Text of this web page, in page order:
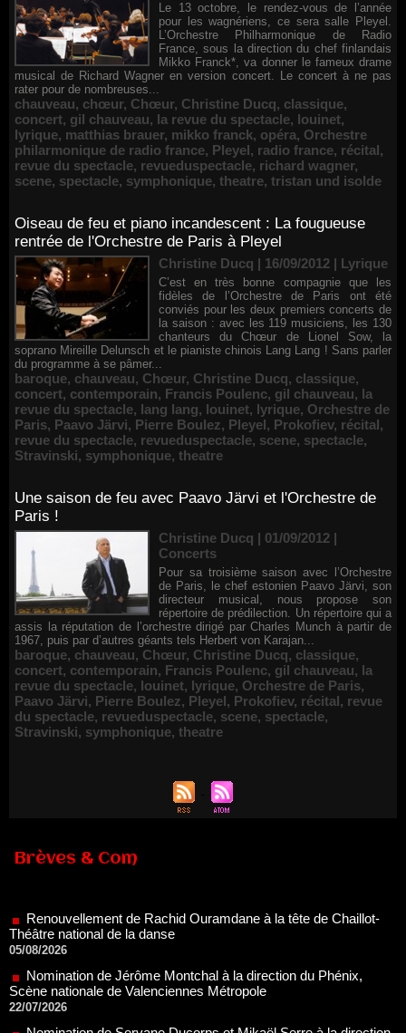
Le 13 octobre, le rendez-vous de l’année
pour les wagnériens, ce sera salle Pleyel.
L’Orchestre Philharmonique de Radio
France, sous la direction du chef finlandais
Mikko Franck*, va donner le fameux drame
musical de Richard Wagner en version concert. Le concert à ne pas
rater pour de nombreuses...
chauveau, chœur, Chœur, Christine Ducq, classique,
concert, gil chauveau, la revue du spectacle, louinet,
lyrique, matthias brauer, mikko franck, opéra, Orchestre
philarmonique de radio france, Pleyel, radio france, récital,
revue du spectacle, revueduspectacle, richard wagner,
scene, spectacle, symphonique, theatre, tristan und isolde
Oiseau de feu et piano incandescent : La fougueuse
rentrée de l'Orchestre de Paris à Pleyel
Christine Ducq | 16/09/2012 | Lyrique
C’est en très bonne compagnie que les
fidèles de l’Orchestre de Paris ont été
conviés pour les deux premiers concerts de
la saison : avec les 119 musiciens, les 130
chanteurs du Chœur de Lionel Sow, la
soprano Mireille Delunsch et le pianiste chinois Lang Lang ! Sans parler
du programme à se pâmer...
baroque, chauveau, Chœur, Christine Ducq, classique,
concert, contemporain, Francis Poulenc, gil chauveau, la
revue du spectacle, lang lang, louinet, lyrique, Orchestre de
Paris, Paavo Järvi, Pierre Boulez, Pleyel, Prokofiev, récital,
revue du spectacle, revueduspectacle, scene, spectacle,
Stravinski, symphonique, theatre
Une saison de feu avec Paavo Järvi et l'Orchestre de
Paris !
Christine Ducq | 01/09/2012 |
Concerts
Pour sa troisième saison avec l’Orchestre
de Paris, le chef estonien Paavo Järvi, son
directeur musical, nous propose son
répertoire de prédilection. Un répertoire qui a
assis la réputation de l’orchestre dirigé par Charles Munch à partir de
1967, puis par d’autres géants tels Herbert von Karajan...
baroque, chauveau, Chœur, Christine Ducq, classique,
concert, contemporain, Francis Poulenc, gil chauveau, la
revue du spectacle, louinet, lyrique, Orchestre de Paris,
Paavo Järvi, Pierre Boulez, Pleyel, Prokofiev, récital, revue
du spectacle, revueduspectacle, scene, spectacle,
Stravinski, symphonique, theatre
Brèves & Com
Nomination de Jérôme Montchal à la direction du Phénix,
Scène nationale de Valenciennes Métropole
Nomination de Servane Ducorps et Mikaël Serre à la direction
de la Comédie de Colmar - Centre Dramatique National Grand